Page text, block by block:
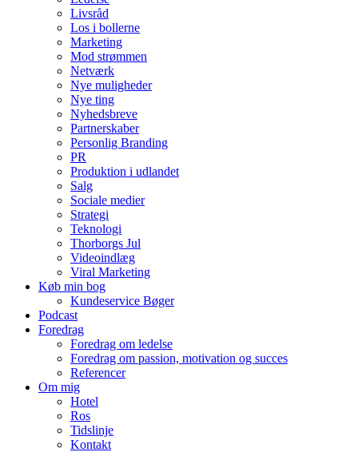
Livsråd
Los i bollerne
Marketing
Mod strømmen
Netværk
Nye muligheder
Nye ting
Nyhedsbreve
Partnerskaber
Personlig Branding
PR
Produktion i udlandet
Salg
Sociale medier
Strategi
Teknologi
Thorborgs Jul
Videoindlæg
Viral Marketing
Køb min bog
Kundeservice Bøger
Podcast
Foredrag
Foredrag om ledelse
Foredrag om passion, motivation og succes
Referencer
Om mig
Hotel
Ros
Tidslinje
Kontakt